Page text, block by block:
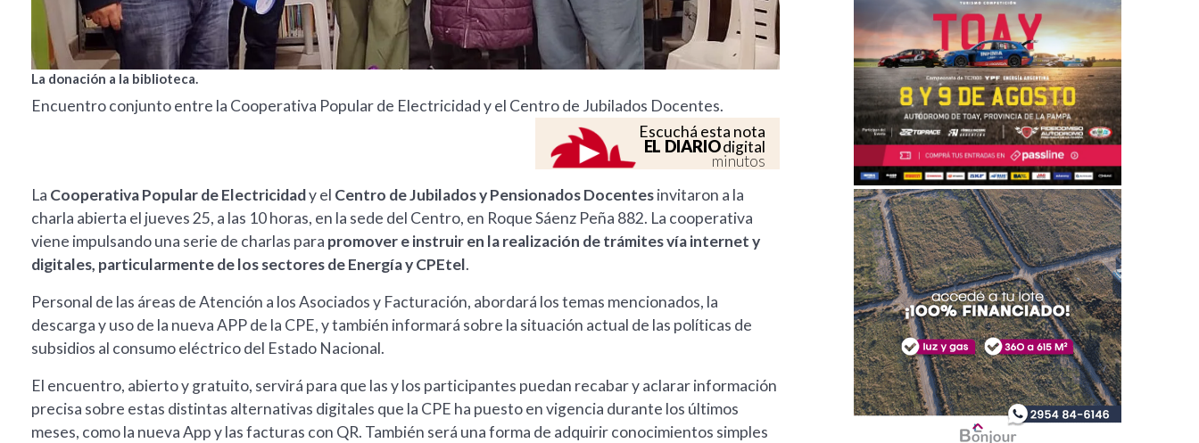
La donación a la biblioteca.
Encuentro conjunto entre la Cooperativa Popular de Electricidad y el Centro de Jubilados Docentes.
Escuchá esta nota
EL DIARIOdigital
minutos
La Cooperativa Popular de Electricidady el Centro de Jubilados y Pensionados Docentesinvitaron a la
charla abierta el jueves 25, a las 10 horas, en la sede del Centro, en Roque Sáenz Peña 882. La cooperativa
viene impulsando una serie de charlas para promover e instruir en la realización de trámites vía internet y
digitales, particularmente de los sectores de Energía y CPEtel.
Personal de las áreas de Atención a los Asociados y Facturación, abordará los temas mencionados, la
descarga y uso de la nueva APP de la CPE, y también informará sobre la situación actual de las políticas de
subsidios al consumo eléctrico del Estado Nacional.
El encuentro, abierto y gratuito, servirá para que las y los participantes puedan recabar y aclarar información
precisa sobre estas distintas alternativas digitales que la CPE ha puesto en vigencia durante los últimos
meses, como la nueva App y las facturas con QR. También será una forma de adquirir conocimientos simples